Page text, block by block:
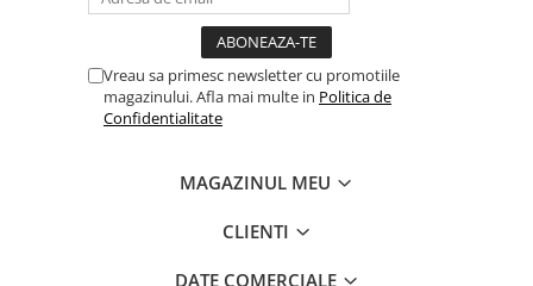
Vreau sa primesc newsletter cu promotiile
magazinului. Afla mai multe in Politica de
Confidentialitate
MAGAZINUL MEU
CLIENTI
DATE COMERCIALE